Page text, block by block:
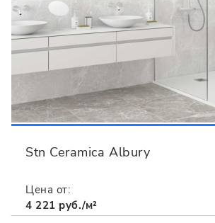
Stn Ceramica Albury
Цена от:
4 221 руб./м²